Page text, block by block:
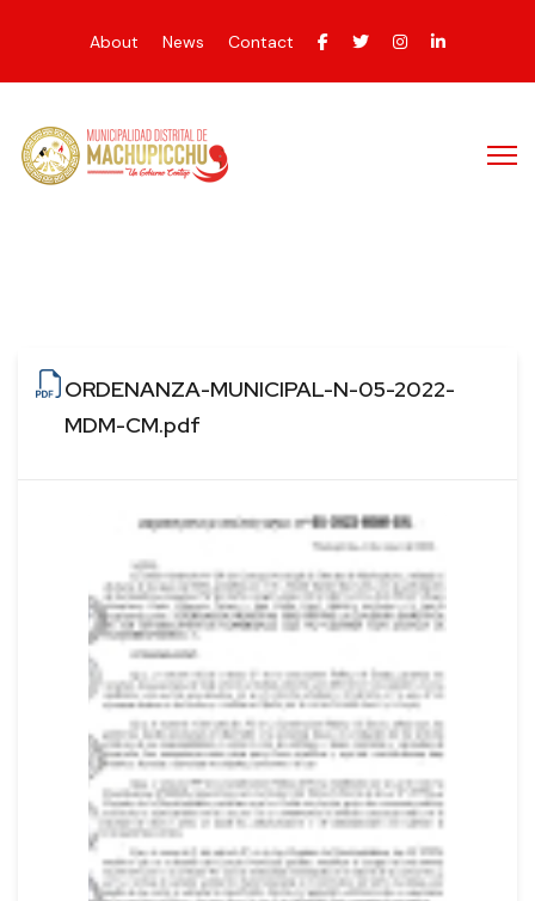
About News Contact
ORDENANZA-MUNICIPAL-N-05-2022-
MDM-CM.pdf